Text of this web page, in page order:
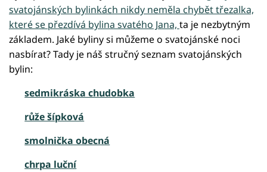
svatojánských bylinkách nikdy neměla chybět třezalka,
které se přezdívá bylina svatého Jana, ta je nezbytným
základem. Jaké byliny si můžeme o svatojánské noci
nasbírat? Tady je náš stručný seznam svatojánských
bylin:
sedmikráska chudobka
růže šípková
smolnička obecná
chrpa luční